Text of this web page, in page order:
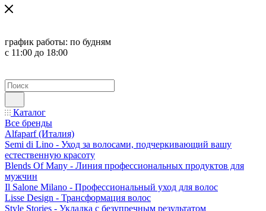
график работы: по будням
с 11:00 до 18:00
Каталог
Все бренды
Alfaparf (Италия)
Semi di Lino - Уход за волосами, подчеркивающий вашу
естественную красоту
Blends Of Many - Линия профессиональных продуктов для
мужчин
Il Salone Milano - Профессиональный уход для волос
Lisse Design - Трансформация волос
Style Stories - Укладка с безупречным результатом